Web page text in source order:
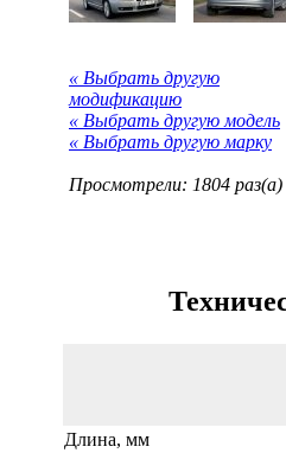
« Выбрать другую
модификацию
« Выбрать другую модель
« Выбрать другую марку
Просмотрели: 1804 раз(а)
Длина, мм